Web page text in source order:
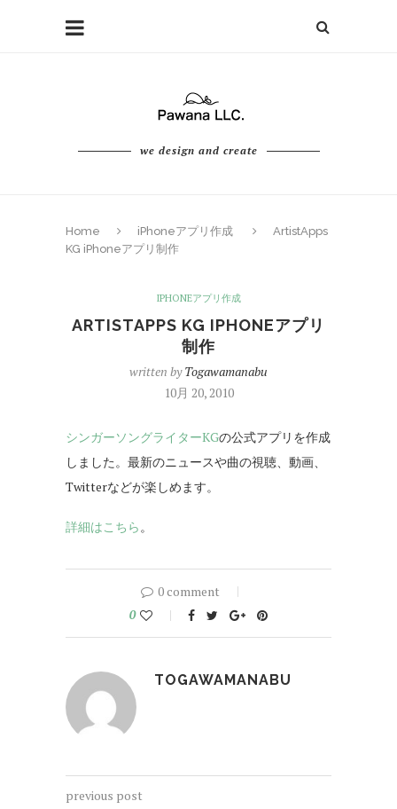
we design and create
Home iPhoneアプリ作成
ArtistApps
KG iPhoneアプリ制作
IPHONEアプリ作成
ARTISTAPPS KG IPHONEアプリ
制作
written byTogawamanabu
10月 20, 2010
シンガーソングライターKGの公式アプリを作成
しました。最新のニュースや曲の視聴、動画、
Twitterなどが楽しめます。
詳細はこちら。
0 comment
0
TOGAWAMANABU
previous post